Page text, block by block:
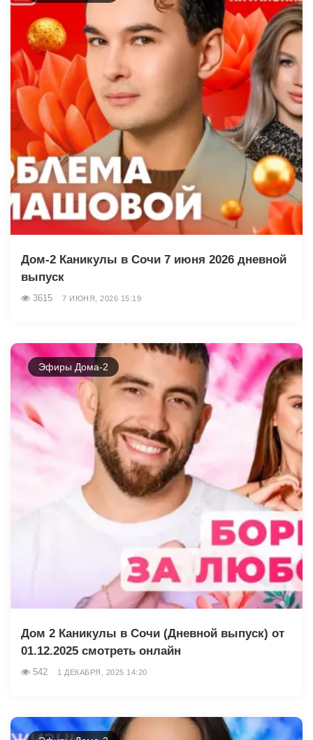
Дом-2 Каникулы в Сочи 7 июня 2026 дневной
выпуск
3615 7 ИЮНЯ, 2026 15:19
Эфиры Дома-2
Дом 2 Каникулы в Сочи (Дневной выпуск) от
01.12.2025 смотреть онлайн
542 1 ДЕКАБРЯ, 2025 14:20